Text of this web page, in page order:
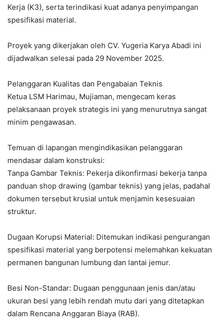
Kerja (K3), serta terindikasi kuat adanya penyimpangan
spesifikasi material.
Proyek yang dikerjakan oleh CV. Yugeria Karya Abadi ini
dijadwalkan selesai pada 29 November 2025.
Pelanggaran Kualitas dan Pengabaian Teknis
Ketua LSM Harimau, Mujiaman, mengecam keras
pelaksanaan proyek strategis ini yang menurutnya sangat
minim pengawasan.
Temuan di lapangan mengindikasikan pelanggaran
mendasar dalam konstruksi:
Tanpa Gambar Teknis: Pekerja dikonfirmasi bekerja tanpa
panduan shop drawing (gambar teknis) yang jelas, padahal
dokumen tersebut krusial untuk menjamin kesesuaian
struktur.
Dugaan Korupsi Material: Ditemukan indikasi pengurangan
spesifikasi material yang berpotensi melemahkan kekuatan
permanen bangunan lumbung dan lantai jemur.
Besi Non-Standar: Dugaan penggunaan jenis dan/atau
ukuran besi yang lebih rendah mutu dari yang ditetapkan
dalam Rencana Anggaran Biaya (RAB).